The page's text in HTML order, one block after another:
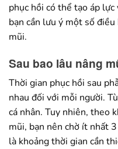
phục hồi có thể tạo áp
bạn cần lưu ý một số
mũi.
Sau bao lâu nâng
Thời gian phục hồi sau
nhau đối với mỗi người.
cá nhân. Tuy nhiên, theo
mũi, bạn nên chờ ít nhất
là khoảng thời gian cần